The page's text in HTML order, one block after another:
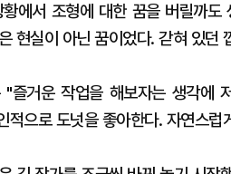
에서 조형에 대한 꿈을 버릴까
현실이 아닌 꿈이었다. 갇혀 있던
"즐거운 작업을 해보자는 생각에
적으로 도넛을 좋아한다. 자연스